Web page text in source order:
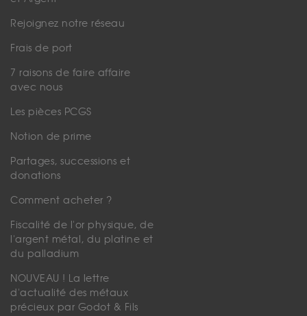
Rejoignez notre réseau
Frais de port
7 raisons de faire affaire
avec nous
Les pièces PCGS
Notion de prime
Partages, successions et
donations
Comment acheter ?
Fiscalité de l'or physique, de
l'argent métal, du platine et
du palladium
NOUVEAU ! La lettre
d'actualité des métaux
précieux par Godot & Fils